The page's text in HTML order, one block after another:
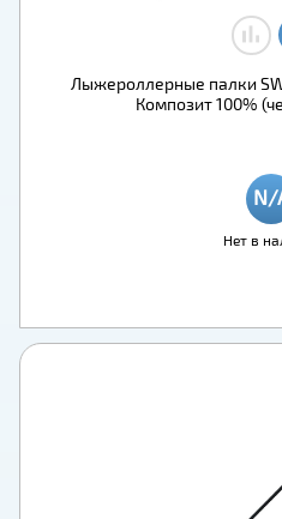
Лыжероллерные палки
Композит 100%
Нет в